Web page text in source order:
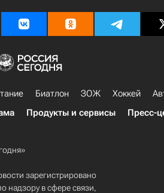
Биатлон ЗОЖ Хоккей
Продукты и сервисы Пресс-
зарегистрировано
надзору в сфере связи,